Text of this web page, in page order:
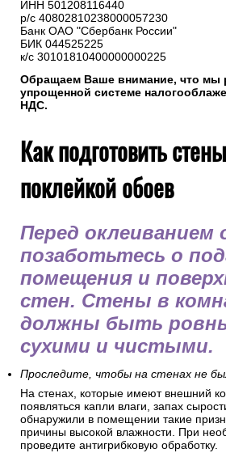
ИНН 501208116440
р/с 40802810238000057230
Банк ОАО "Сбербанк России"
БИК 044525225
к/с 30101810400000000225
Обращаем Ваше внимание, что мы
упрощенной системе
НДС.
Как подготовить
поклейкой обоев
Перед оклеиванием
позаботьтесь о
помещения и
стен. Стены в
должны быть
сухими и чистыми.
Проследите, чтобы на стенах не
На стенах, которые имеют внешний
появляться капли влаги, запах
обнаружили в помещении такие
причины высокой влажности. При
проведите антигрибковую обработку.